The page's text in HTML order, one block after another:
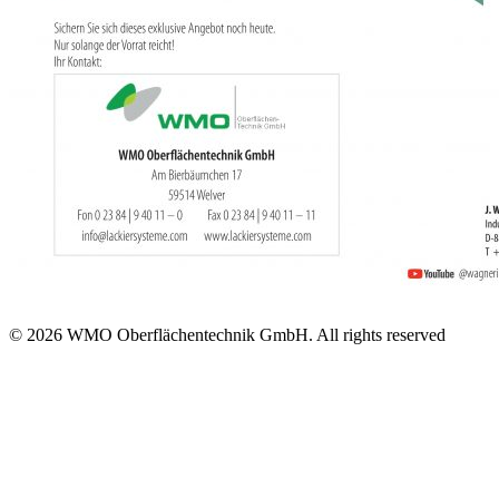
© 2026 WMO Oberflächentechnik GmbH. All rights reserved